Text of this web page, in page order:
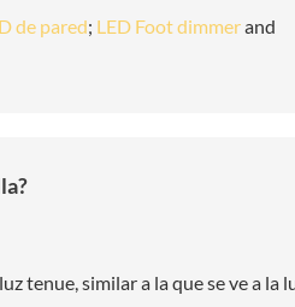
de pared; LED Foot dimmerand
tenue, similar a la que se ve a la